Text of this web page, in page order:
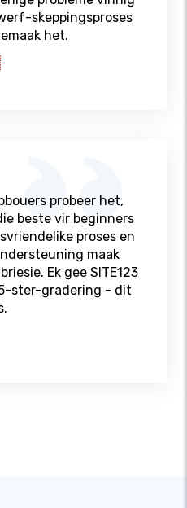
skeppingsproses
het.
probeer het,
beste vir beginners
proses en
maak
Ek gee SITE123
ster-gradering - dit